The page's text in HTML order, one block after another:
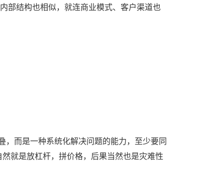
部结构也相似，就连商业模式、客户渠道也
而是一种系统化解决问题的能力，至少要同
就是放杠杆，拼价格，后果当然也是灾难性